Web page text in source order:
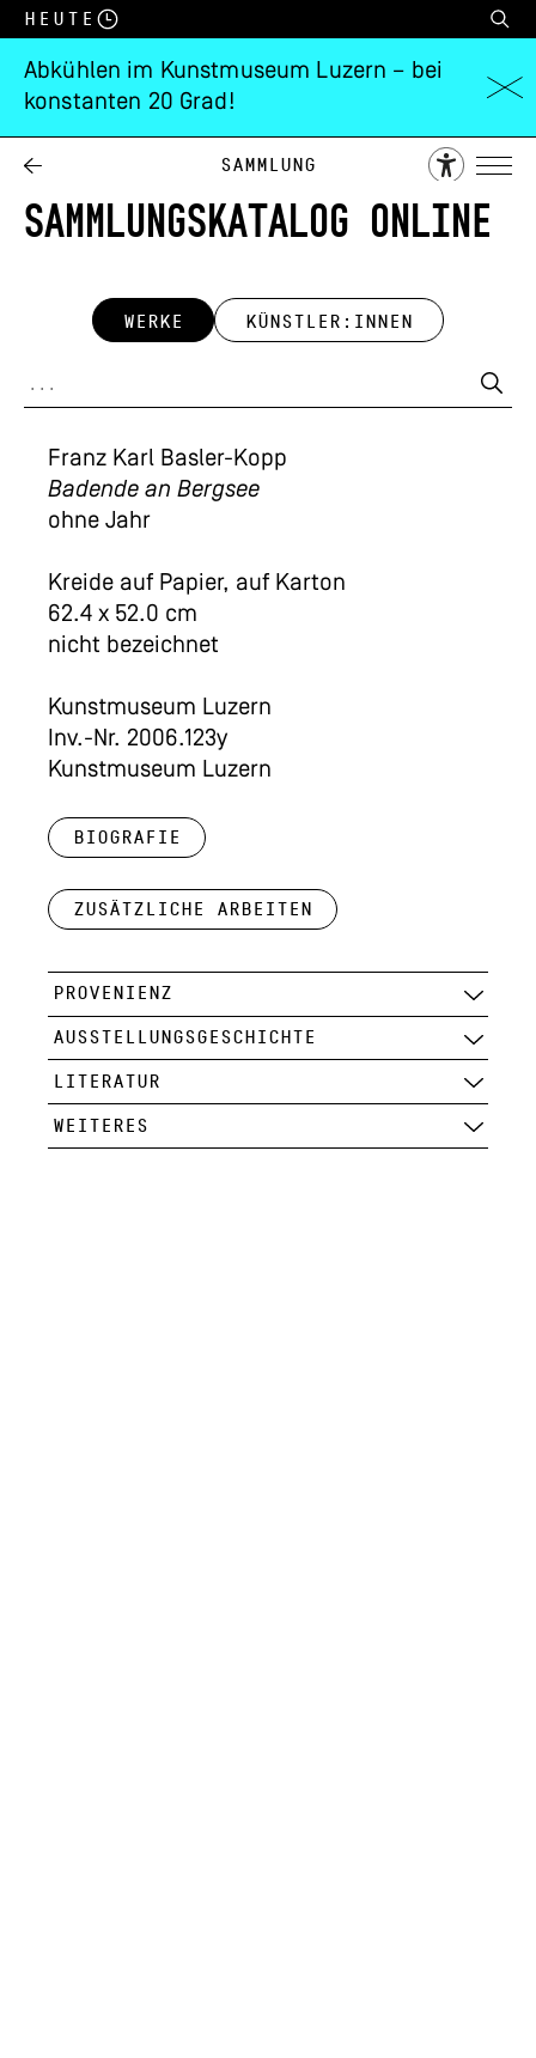
Heute
Abkühlen im Kunstmuseum Luzern – bei
konstanten 20 Grad!
Sammlung
SAMMLUNGSKATALOG ONLINE
WERKE KÜNSTLER:INNEN
Franz Karl Basler-Kopp
Badende an Bergsee
ohne Jahr
Kreide auf Papier, auf Karton
62.4 x 52.0 cm
nicht bezeichnet
Kunstmuseum Luzern
Inv.-Nr. 2006.123y
Kunstmuseum Luzern
Biografie
Zusätzliche Arbeiten
PROVENIENZ
AUSSTELLUNGSGESCHICHTE
LITERATUR
WEITERES